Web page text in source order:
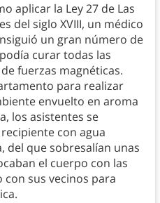
aplicar la Ley 27 de Las
del siglo XVIII, un médico
un gran número de
curar todas las
fuerzas magnéticas.
para realizar
envuelto en aroma
los asistentes se
con agua
del que sobresalían unas
el cuerpo con las
con sus vecinos para